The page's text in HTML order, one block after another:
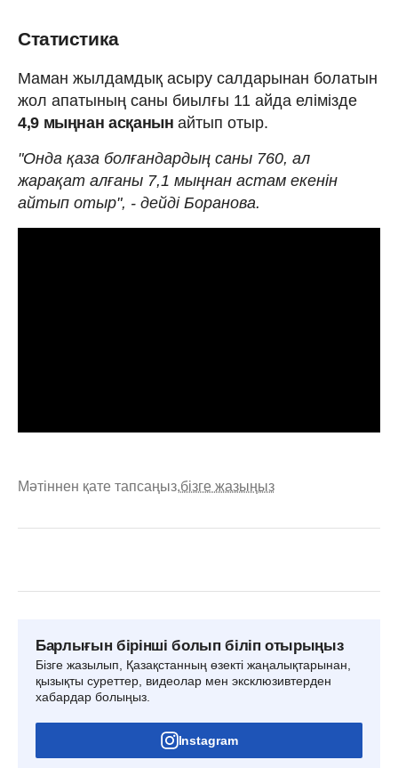
Статистика
Маман жылдамдық асыру салдарынан болатын
жол апатының саны биылғы 11 айда елімізде
4,9 мыңнан асқанынайтып отыр.
"Онда қаза болғандардың саны 760, ал
жарақат алғаны 7,1 мыңнан астам екенін
айтып отыр", - дейді Боранова.
Мәтіннен қате тапсаңыз,бізге жазыңыз
Барлығын бірінші болып біліп отырыңыз
Бізге жазылып, Қазақстанның өзекті жаңалықтарынан,
қызықты суреттер, видеолар мен эксклюзивтерден
хабардар болыңыз.
Instagram